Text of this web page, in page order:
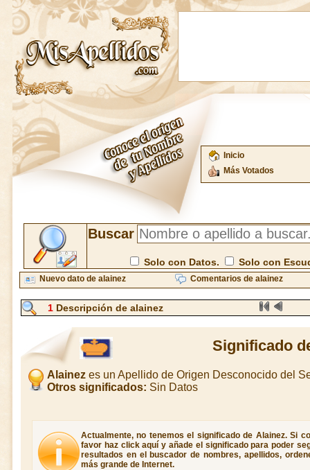
Inicio
Más Votados
Buscar
Solo con Datos. Solo con
Nuevo dato de alainez Comentarios de alainez
1Descripción de alainez
Significado
Alainez es un Apellido de Origen Desconocido del
Otros significados: Sin Datos
Actualmente, no tenemos el significado de Alainez. Si
favor haz click aquí y añade el significado para poder
resultados en el buscador de nombres, apellidos,
más grande de Internet.